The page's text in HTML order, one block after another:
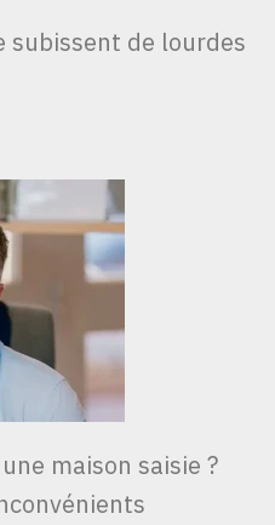
subissent de lourdes
maison saisie ?